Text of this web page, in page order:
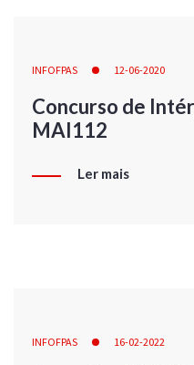
INFOFPAS 12-06-2020
Concurso de
MAI112
Ler mais
INFOFPAS 16-02-2022